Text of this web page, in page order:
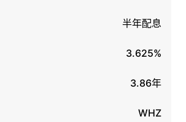
半年配息
3.625%
3.86年
WHZ